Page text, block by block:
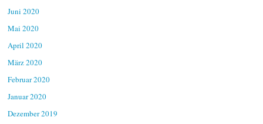
Juni 2020
Mai 2020
April 2020
März 2020
Februar 2020
Januar 2020
Dezember 2019